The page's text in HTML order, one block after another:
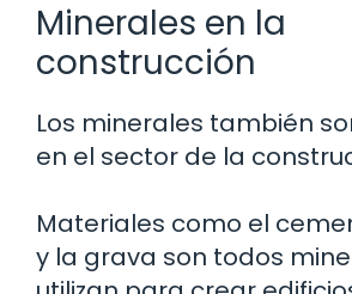
Minerales en la
construcción
Los minerales también
en el sector de la
Materiales como el
y la grava son todos